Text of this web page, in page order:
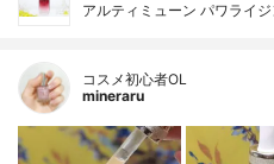
アルティミューン パワライ
コスメ初心者OL
mineraru